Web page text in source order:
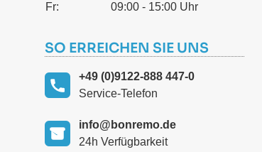
Fr:
09:00 - 15:00 Uhr
SO ERREICHEN SIE UNS
+49 (0)9122-888 447-0
Service-Telefon
info@bonremo.de
24h Verfügbarkeit